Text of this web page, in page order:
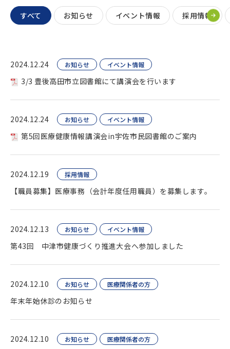
すべて お知らせ イベント情報 採用情報
2024.12.24 お知らせ イベント情報
3/3 豊後高田市立図書館にて講演会を行います
2024.12.24 お知らせ イベント情報
第5回医療健康情報講演会in宇佐市民図書館のご案内
2024.12.19 採用情報
【職員募集】医療事務（会計年度任用職員）を募集します。
2024.12.13 お知らせ イベント情報
第43回 中津市健康づくり推進大会へ参加しました
2024.12.10 お知らせ 医療関係者の方
年末年始休診のお知らせ
2024.12.10 お知らせ 医療関係者の方